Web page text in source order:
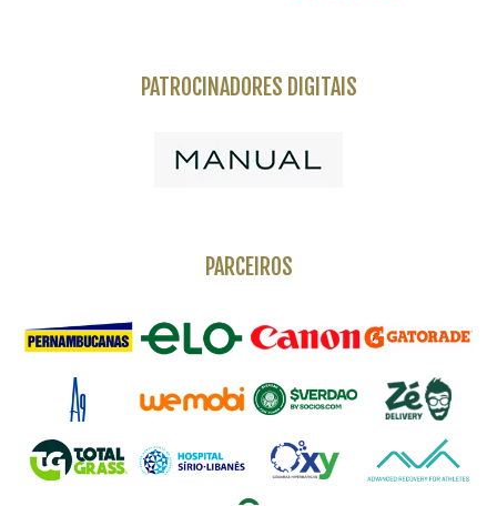
PATROCINADORES DIGITAIS
PARCEIROS